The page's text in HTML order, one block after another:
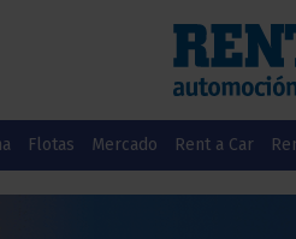
Flotas Mercado Rent a Car